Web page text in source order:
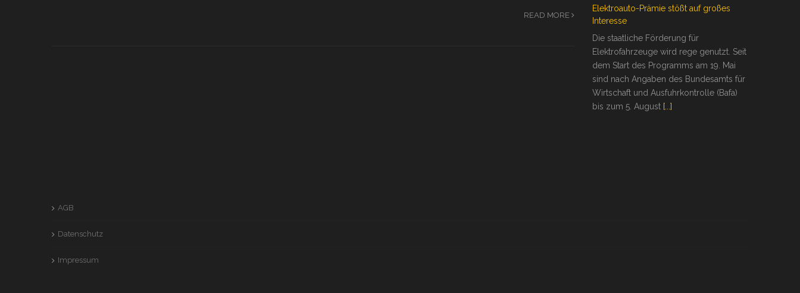
READ MORE
Elektroauto-Prämie stößt auf großes
Interesse
Die staatliche Förderung für
Elektrofahrzeuge wird rege genutzt. Seit
dem Start des Programms am 19. Mai
sind nach Angaben des Bundesamts für
Wirtschaft und Ausfuhrkontrolle (Bafa)
bis zum 5. August [...]
AGB
Datenschutz
Impressum